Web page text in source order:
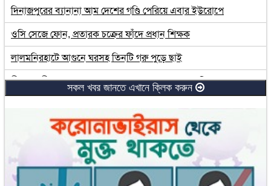
দিনাজপুরের ব্যানানা আম দেশের গণ্ডি পেরিয়ে এবার ইউরোপে
ওসি সেজে ফোন, প্রতারক চক্রের ফাঁদে প্রধান শিক্ষক
লালমনিরহাটে আগুনে ঘরসহ তিনটি গরু পুড়ে ছাই
নীলফামারীতে আস সুন্নাহর সাড়ে ৪ হাজার গাছের চারা বিতরণ
তাজুন্নেছা আহমেদের মৃত্যুতে প্রধানমন্ত্রীর শোক
ভুরুঙ্গামারী উপজেলা পরিষদ কর্তৃক বন্যার্তদের মাঝে বীজ বিতরণ
নীলফামারীতে জনসংখ্যা দিবস পালিত
সকল খবর জানতে এখানে ক্লিক করুন